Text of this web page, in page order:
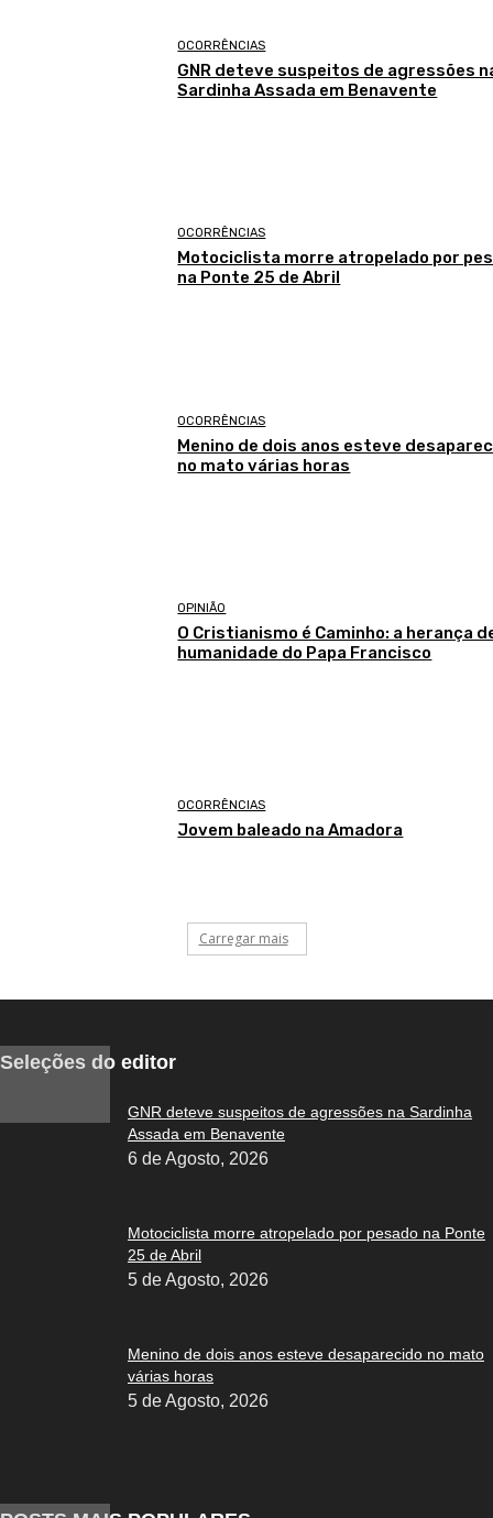
OCORRÊNCIAS
GNR deteve suspeitos de agressões
Sardinha Assada em Benavente
OCORRÊNCIAS
Motociclista morre atropelado por
na Ponte 25 de Abril
OCORRÊNCIAS
Menino de dois anos esteve
no mato várias horas
OPINIÃO
O Cristianismo é Caminho: a herança
humanidade do Papa Francisco
OCORRÊNCIAS
Jovem baleado na Amadora
Carregar mais
Seleções do editor
GNR deteve suspeitos de agressões na Sardinha
Assada em Benavente
6 de Agosto, 2026
Motociclista morre atropelado por pesado na Ponte
25 de Abril
5 de Agosto, 2026
Menino de dois anos esteve desaparecido no mato
várias horas
5 de Agosto, 2026